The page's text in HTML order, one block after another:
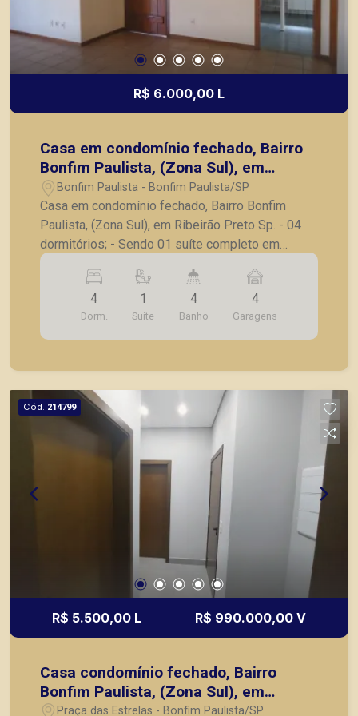
R$ 6.000,00 L
Casa em condomínio fechado, Bairro
Bonfim Paulista, (Zona Sul), em
Ribeirão Preto Sp.
Bonfim Paulista - Bonfim Paulista/SP
Casa em condomínio fechado, Bairro Bonfim
Paulista, (Zona Sul), em Ribeirão Preto Sp. - 04
dormitórios; - Sendo 01 suíte completo em
armários; - Lavabo; - Sala para 02 ambientes; -
Cozinha com armários; - Lavanderia; - Varanda
gourmet com churrasqueira; - Piscina; - Quintal e
jardim; - 04 vagas de garagem. A Piramid tem
como objetivo atender seus clientes com
principais lançamentos da cidade de Ribeirão
Preto.
4
Dorm.
1
Suite
4
Banho
4
Garagens
Cód. 214799
R$ 5.500,00 L R$ 990.000,00 V
Casa condomínio fechado, Bairro
Bonfim Paulista, (Zona Sul), em
Ribeirão Preto/SP:
Praça das Estrelas - Bonfim Paulista/SP